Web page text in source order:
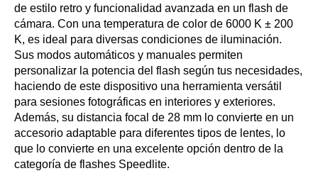
de estilo retro y funcionalidad avanzada en un flash de
cámara. Con una temperatura de color de 6000 K ± 200
K, es ideal para diversas condiciones de iluminación.
Sus modos automáticos y manuales permiten
personalizar la potencia del flash según tus necesidades,
haciendo de este dispositivo una herramienta versátil
para sesiones fotográficas en interiores y exteriores.
Además, su distancia focal de 28 mm lo convierte en un
accesorio adaptable para diferentes tipos de lentes, lo
que lo convierte en una excelente opción dentro de la
categoría de flashes Speedlite.